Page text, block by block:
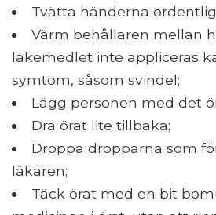
Tvätta händerna
Värm behållaren mellan
läkemedlet inte appliceras
symtom, såsom svindel;
Lägg personen med det
Dra örat lite tillbaka;
Droppa dropparna som
läkaren;
Täck örat med en bit